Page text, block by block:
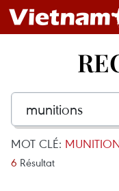
MOT CLÉ:
6 Résultat